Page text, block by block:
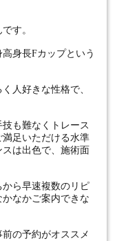
す。
身長Fカップという
人好きな性格で、
も難なくトレース
足いただける水準
は出色で、施術面
ら早速複数のリピ
なかご案内できな
の予約がオススメ